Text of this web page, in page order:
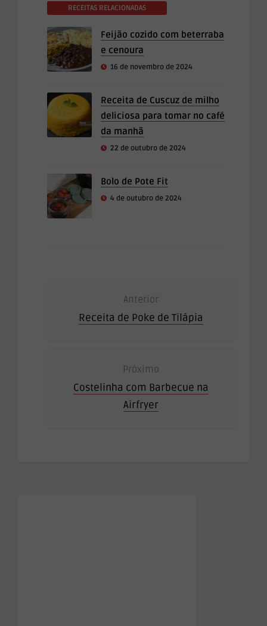
RECEITAS RELACIONADAS
Feijão cozido com beterraba
e cenoura
16 de novembro de 2024
Receita de Cuscuz de milho
deliciosa para tomar no café
da manhã
22 de outubro de 2024
Bolo de Pote Fit
4 de outubro de 2024
Anterior
Receita de Poke de Tilápia
Próximo
Costelinha com Barbecue na
Airfryer